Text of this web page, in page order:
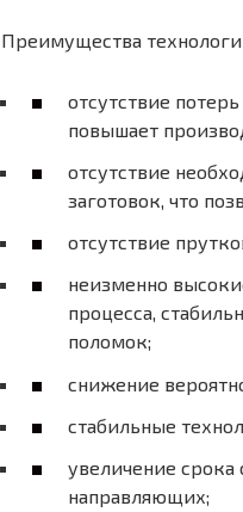
Преимущества
отсутствие
повышает
отсутствие
заготовок, что
отсутствие
неизменно
процесса,
поломок;
снижение
стабильные
увеличение срока
направляющих;